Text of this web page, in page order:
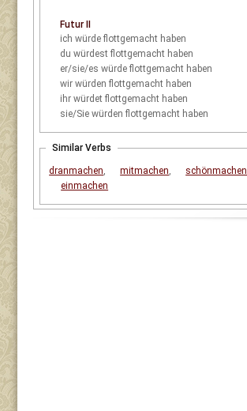
Futur II
ich
würde flottgemacht haben
du
würdest flottgemacht haben
er/sie/es
würde flottgemacht haben
wir
würden flottgemacht haben
ihr
würdet flottgemacht haben
sie/Sie
würden flottgemacht haben
Similar Verbs
dranmachen, mitmachen, schönmachen
einmachen